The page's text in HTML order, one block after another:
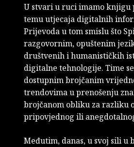
U stvari u ruci imamo
temu utjecaja digitalnih
Prijevoda u tom smislu što
razgovornim, opuštenim
društvenih i humanističkih
digitalne tehnologije. Time
dostupnim brojčanim
trendovima u prenošenju
brojčanom obliku za razliku
pripovjednog ili
Međutim, danas, u svoj sili